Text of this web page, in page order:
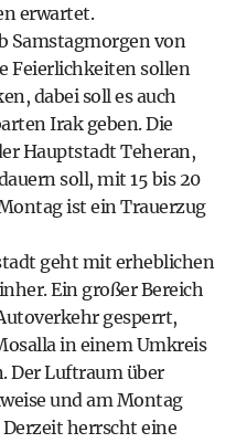
erwartet.
Samstagmorgen von
Feierlichkeiten sollen
dabei soll es auch
Irak geben. Die
Hauptstadt Teheran,
soll, mit 15 bis 20
ist ein Trauerzug
geht mit erheblichen
Ein großer Bereich
gesperrt,
in einem Umkreis
Der Luftraum über
und am Montag
herrscht eine